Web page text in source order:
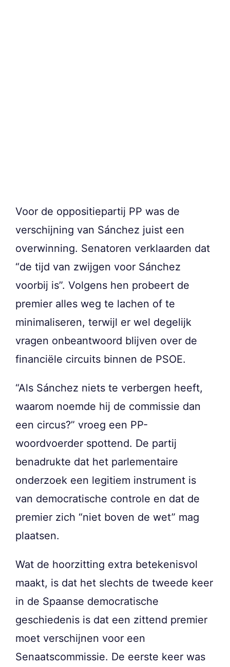
Voor de oppositiepartij PP was de
verschijning van Sánchez juist een
overwinning. Senatoren verklaarden dat
“de tijd van zwijgen voor Sánchez
voorbij is”. Volgens hen probeert de
premier alles weg te lachen of te
minimaliseren, terwijl er wel degelijk
vragen onbeantwoord blijven over de
financiële circuits binnen de PSOE.
“Als Sánchez niets te verbergen heeft,
waarom noemde hij de commissie dan
een circus?” vroeg een PP-
woordvoerder spottend. De partij
benadrukte dat het parlementaire
onderzoek een legitiem instrument is
van democratische controle en dat de
premier zich “niet boven de wet” mag
plaatsen.
Wat de hoorzitting extra betekenisvol
maakt, is dat het slechts de tweede keer
in de Spaanse democratische
geschiedenis is dat een zittend premier
moet verschijnen voor een
Senaatscommissie. De eerste keer was